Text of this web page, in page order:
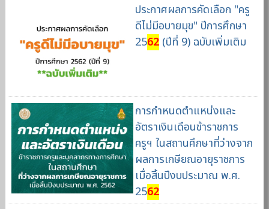
ประกาศผลการคัดเลือก "ครู
ดีไม่มีอบายมุข" ปีการศึกษา
2562(ปีที่ 9) ฉบับเพิ่มเติม
การกำหนดตำแหน่งและ
อัตราเงินเดือนข้าราชการ
ครูฯ ในสถานศึกษาที่ว่างจาก
ผลการเกษียณอายุราชการ
เมื่อสิ้นปีงบประมาณ พ.ศ.
2562